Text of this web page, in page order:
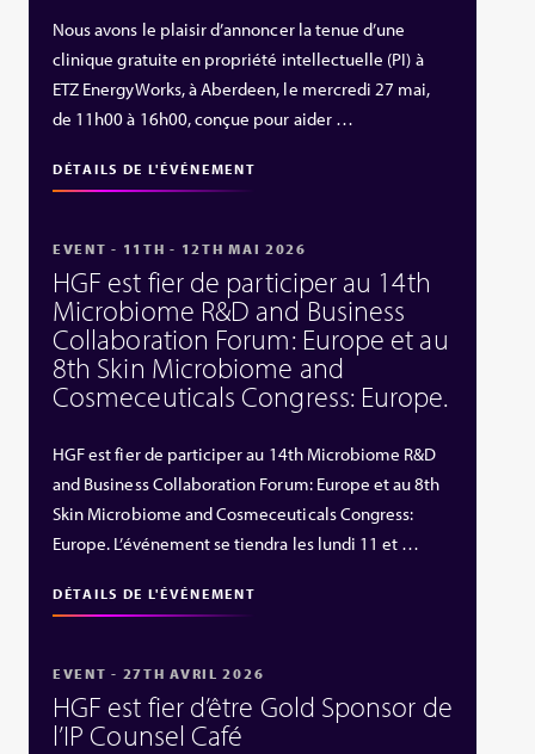
Nous avons le plaisir d’annoncer la tenue d’une
clinique gratuite en propriété intellectuelle (PI) à
ETZ EnergyWorks, à Aberdeen, le mercredi 27 mai,
de 11h00 à 16h00, conçue pour aider …
DÉTAILS DE L'ÉVÉNEMENT
EVENT - 11TH - 12TH MAI 2026
HGF est fier de participer au 14th
Microbiome R&D and Business
Collaboration Forum: Europe et au
8th Skin Microbiome and
Cosmeceuticals Congress: Europe.
HGF est fier de participer au 14th Microbiome R&D
and Business Collaboration Forum: Europe et au 8th
Skin Microbiome and Cosmeceuticals Congress:
Europe. L’événement se tiendra les lundi 11 et …
DÉTAILS DE L'ÉVÉNEMENT
EVENT - 27TH AVRIL 2026
HGF est fier d’être Gold Sponsor de
l’IP Counsel Café